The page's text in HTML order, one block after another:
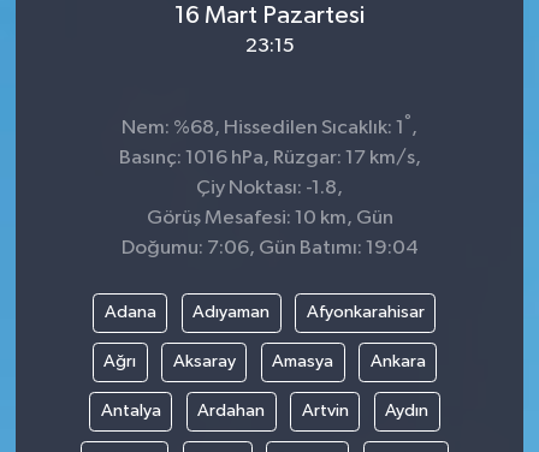
16 Mart Pazartesi
23:15
Nem: %68, Hissedilen Sıcaklık: 1 ° ,
Basınç: 1016 hPa, Rüzgar: 17 km/s,
Çiy Noktası: -1.8,
Görüş Mesafesi: 10 km, Gün
Doğumu: 7:06, Gün Batımı: 19:04
Adana Adıyaman Afyonkarahisar
Ağrı Aksaray Amasya Ankara
Antalya Ardahan Artvin Aydın